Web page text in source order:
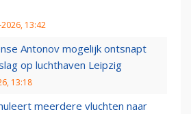
13:42
Antonov mogelijk ontsnapt
op luchthaven Leipzig
13:18
meerdere vluchten naar